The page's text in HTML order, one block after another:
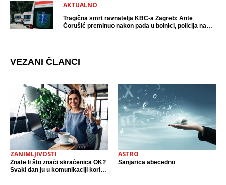
AKTUALNO
Tragična smrt ravnatelja KBC-a Zagreb: Ante
Ćorušić preminuo nakon pada u bolnici, policija na
VEZANI ČLANCI
ZANIMLJIVOSTI
Znate li što znači skraćenica OK?
Svaki dan ju u komunikaciji koristi
ASTRO
Sanjarica abecedno